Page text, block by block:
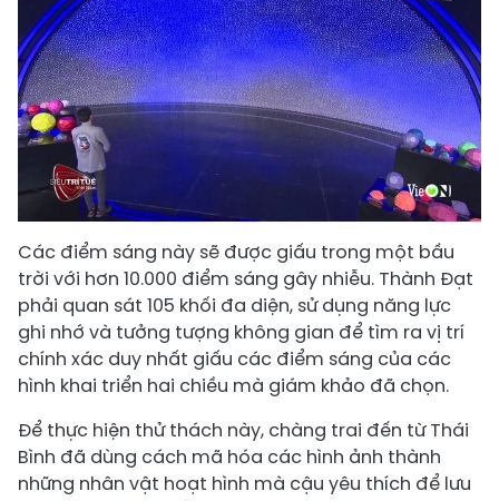
Các điểm sáng này sẽ được giấu trong một bầu
trời với hơn 10.000 điểm sáng gây nhiễu. Thành Đạt
phải quan sát 105 khối đa diện, sử dụng năng lực
ghi nhớ và tưởng tượng không gian để tìm ra vị trí
chính xác duy nhất giấu các điểm sáng của các
hình khai triển hai chiều mà giám khảo đã chọn.
Để thực hiện thử thách này, chàng trai đến từ Thái
Bình đã dùng cách mã hóa các hình ảnh thành
những nhân vật hoạt hình mà cậu yêu thích để lưu